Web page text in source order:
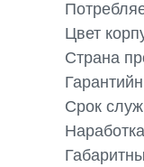
Цвет
Страна
Срок